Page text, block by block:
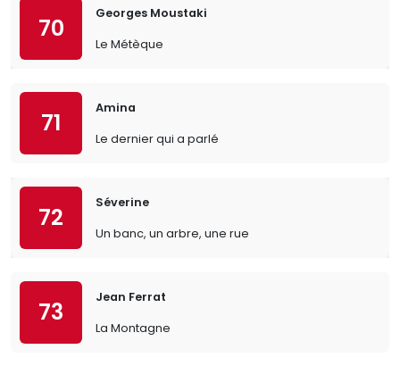
70
Georges Moustaki
Le Métèque
71
Amina
Le dernier qui a parlé
72
Séverine
Un banc, un arbre, une rue
73
Jean Ferrat
La Montagne